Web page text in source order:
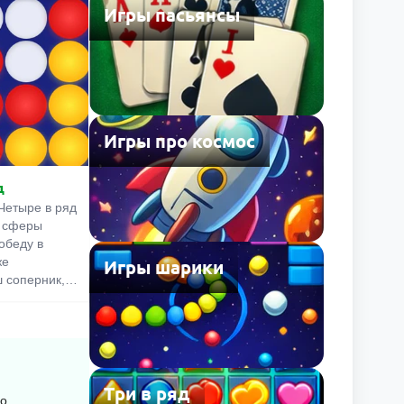
кнопка
чтобы
на 180
с
по
в ряд
сферы
в
Игры пасьянсы
Игры про космос
Игры шарики
Три в ряд